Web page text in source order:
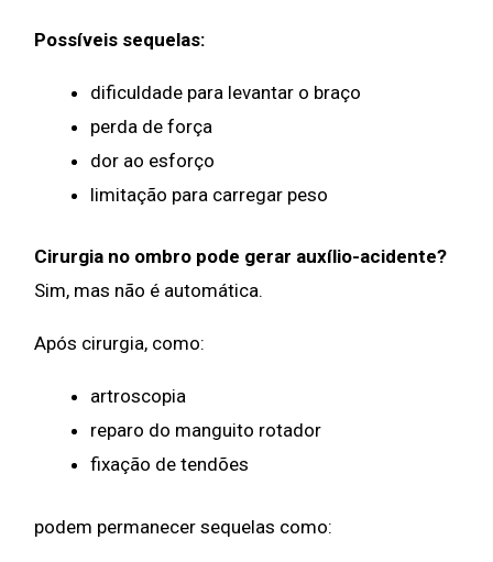
Possíveis sequelas:
dificuldade para levantar o braço
perda de força
dor ao esforço
limitação para carregar peso
Cirurgia no ombro pode gerar auxílio-acidente?
Sim, mas não é automática.
Após cirurgia, como:
artroscopia
reparo do manguito rotador
fixação de tendões
podem permanecer sequelas como: